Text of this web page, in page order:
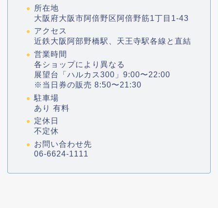
所在地
大阪府大阪市阿倍野区阿倍野筋1丁目1-43
アクセス
近鉄大阪阿部野橋駅、天王寺駅各線と直結
営業時間
各ショップにより異なる
展望台「ハルカス300」9:00〜22:00
※当日券の販売 8:50〜21:30
駐車場
あり 有料
定休日
不定休
お問い合わせ先
06-6624-1111